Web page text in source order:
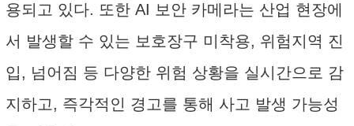
용되고 있다. 또한 AI 보안 카메라는 산업 현장에
서 발생할 수 있는 보호장구 미착용, 위험지역 진
입, 넘어짐 등 다양한 위험 상황을 실시간으로 감
지하고, 즉각적인 경고를 통해 사고 발생 가능성